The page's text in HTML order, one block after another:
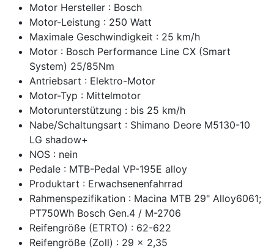
Motor Hersteller : Bosch
Motor-Leistung : 250 Watt
Maximale Geschwindigkeit : 25 km/h
Motor : Bosch Performance Line CX (Smart
System) 25/85Nm
Antriebsart : Elektro-Motor
Motor-Typ : Mittelmotor
Motorunterstützung : bis 25 km/h
Nabe/Schaltungsart : Shimano Deore M5130-10
LG shadow+
NOS : nein
Pedale : MTB-Pedal VP-195E alloy
Produktart : Erwachsenenfahrrad
Rahmenspezifikation : Macina MTB 29" Alloy6061;
PT750Wh Bosch Gen.4 / M-2706
Reifengröße (ETRTO) : 62-622
Reifengröße (Zoll) : 29 x 2,35